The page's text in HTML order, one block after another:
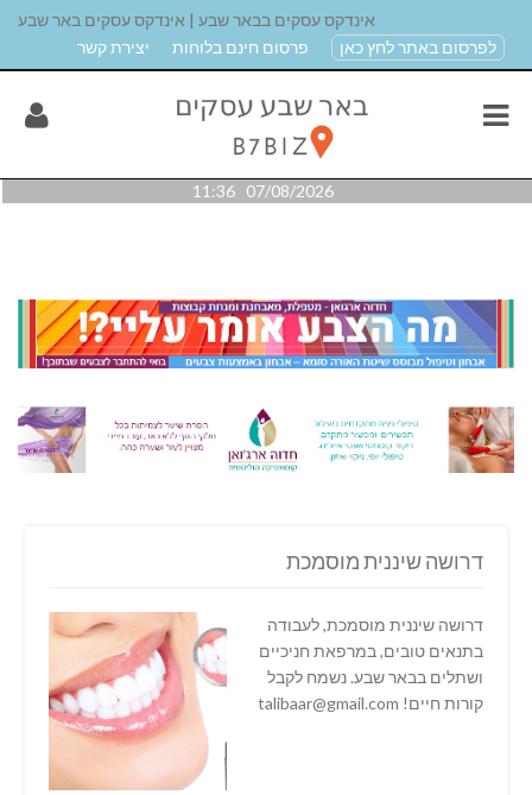
אינדקס עסקים בבאר שבע | אינדקס עסקים באר שבע
לפרסום באתר לחץ כאן
פרסום חינם בלוחות יצירת קשר
07/08/2026 11:36
דרושה שיננית מוסמכת
דרושה שיננית מוסמכת, לעבודה
בתנאים טובים, במרפאת חניכיים
ושתלים בבאר שבע. נשמח לקבל